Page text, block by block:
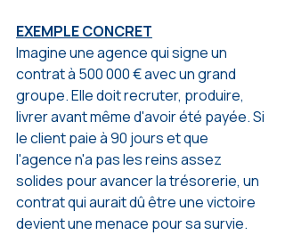
EXEMPLE CONCRET
Imagine une agence qui signe un
contrat à 500 000 € avec un grand
groupe. Elle doit recruter, produire,
livrer avant même d'avoir été payée. Si
le client paie à 90 jours et que
l'agence n'a pas les reins assez
solides pour avancer la trésorerie, un
contrat qui aurait dû être une victoire
devient une menace pour sa survie.